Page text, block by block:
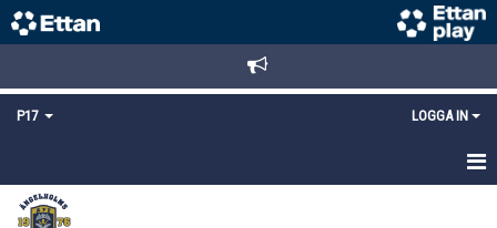
P17 LOGGA IN
HEM